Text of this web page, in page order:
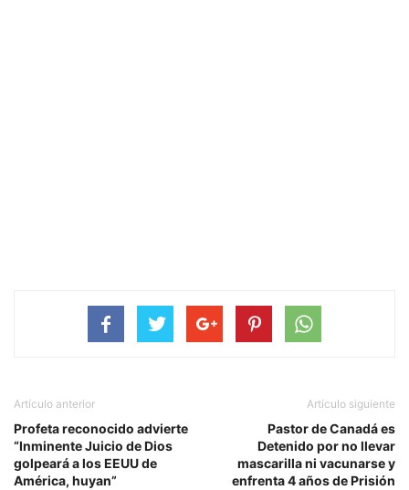
Artículo anterior
Profeta reconocido advierte
“Inminente Juicio de Dios
golpeará a los EEUU de
América, huyan”
Artículo siguiente
Pastor de Canadá es
Detenido por no llevar
mascarilla ni vacunarse y
enfrenta 4 años de Prisión